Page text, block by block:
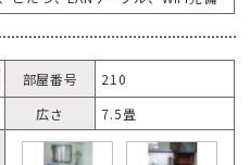
部屋番号
210
広さ 7.5畳